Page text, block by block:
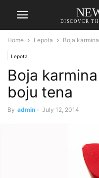
DISCOVER
Home Lepota Boja
Lepota
Boja
boju tena
By admin - July 12, 2014